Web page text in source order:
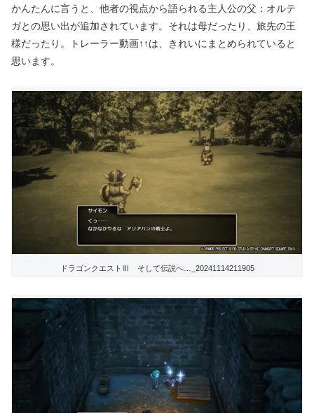
かんたんに言うと、他者の視点から語られる主人公の父：オルテ
ガとの思い出が追加されています。それは母だったり、旅先の王
様だったり。トレーラー動画↑↑は、きれいにまとめられていると
思います。
ドラゴンクエストⅢ そして伝説へ…_20241114211905